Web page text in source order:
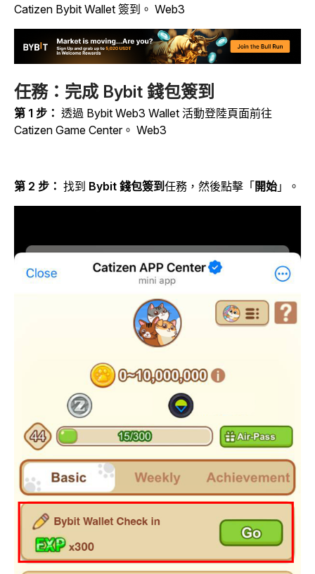
Catizen Bybit Wallet 簽到。 Web3
任務：完成 Bybit 錢包簽到
第 1 步： 透過 Bybit Web3 Wallet 活動登陸頁面前往
Catizen Game Center。 Web3
第 2 步： 找到 Bybit 錢包簽到任務，然後點擊「 開始 」 。